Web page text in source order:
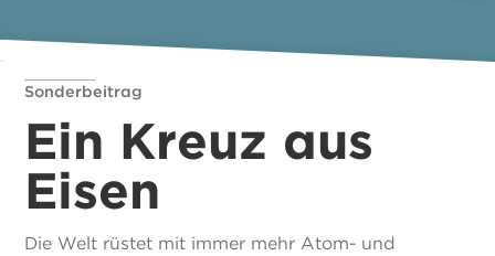
Sonderbeitrag
Ein Kreuz aus
Eisen
Die Welt rüstet mit immer mehr Atom- und